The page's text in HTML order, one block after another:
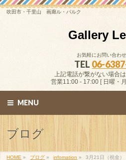
吹田市・千里山 画廊ル・パルク
Gallery
お気軽にお問い合わ
TEL 06-
上記電話が繋がない場合
営業11:00 - 17:00 [ 日曜・
MENU
ブログ
HOME » ブログ » infomation » 3月21日（祝金）